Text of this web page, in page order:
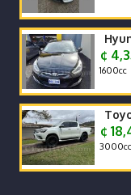
¢
1600cc
¢